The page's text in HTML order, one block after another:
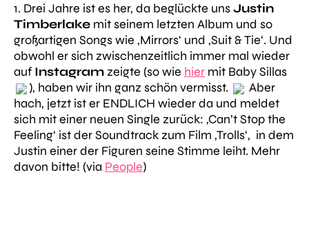
1. Drei Jahre ist es her, da beglückte unsJustin
Timberlake mit seinem letzten Album und so
großartigen Songs wie ‚Mirrors‘ und ‚Suit & Tie‘. Und
obwohl er sich zwischenzeitlich immer mal wieder
auf Instagram zeigte (so wie hier mit Baby Sillas
), haben wir ihn ganz schön vermisst.
Aber
hach, jetzt ist er ENDLICH wieder da und meldet
sich mit einer neuen Single zurück: ‚Can’t Stop the
Feeling‘ ist der Soundtrack zum Film ‚Trolls‘, in dem
Justin einer der Figuren seine Stimme leiht. Mehr
davon bitte! (via People)